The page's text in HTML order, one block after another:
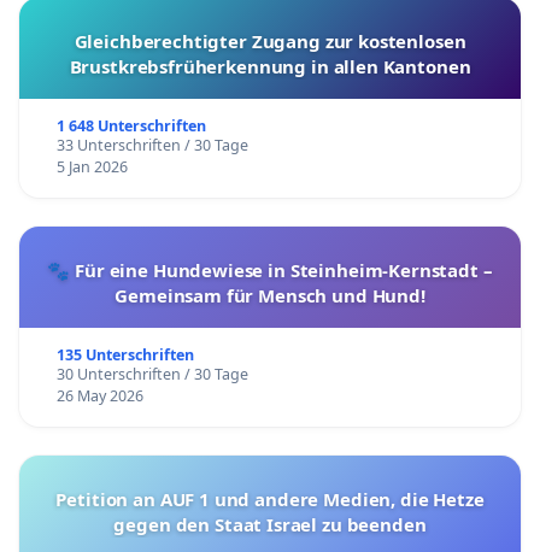
Gleichberechtigter Zugang zur kostenlosen
Brustkrebsfrüherkennung in allen Kantonen
1 648 Unterschriften
33 Unterschriften / 30 Tage
5 Jan 2026
🐾 Für eine Hundewiese in Steinheim-Kernstadt –
Gemeinsam für Mensch und Hund!
135 Unterschriften
30 Unterschriften / 30 Tage
26 May 2026
Petition an AUF 1 und andere Medien, die Hetze
gegen den Staat Israel zu beenden